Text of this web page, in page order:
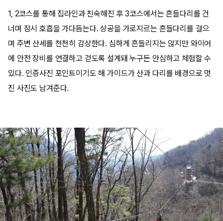
1, 2코스를 통해 집라인과 친숙해진 후 3코스에서는 흔들다리를 건
너며 잠시 호흡을 가다듬는다. 상공을 가로지르는 흔들다리를 걸으
며 주변 산세를 천천히 감상한다. 심하게 흔들리지는 않지만 와이어
에 안전 장비를 연결하고 걷도록 설계돼 누구든 안심하고 체험할 수
있다. 인증사진 포인트이기도 해 가이드가 산과 다리를 배경으로 멋
진 사진도 남겨준다.